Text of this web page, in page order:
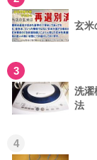
玄米
3
洗濯
法
4